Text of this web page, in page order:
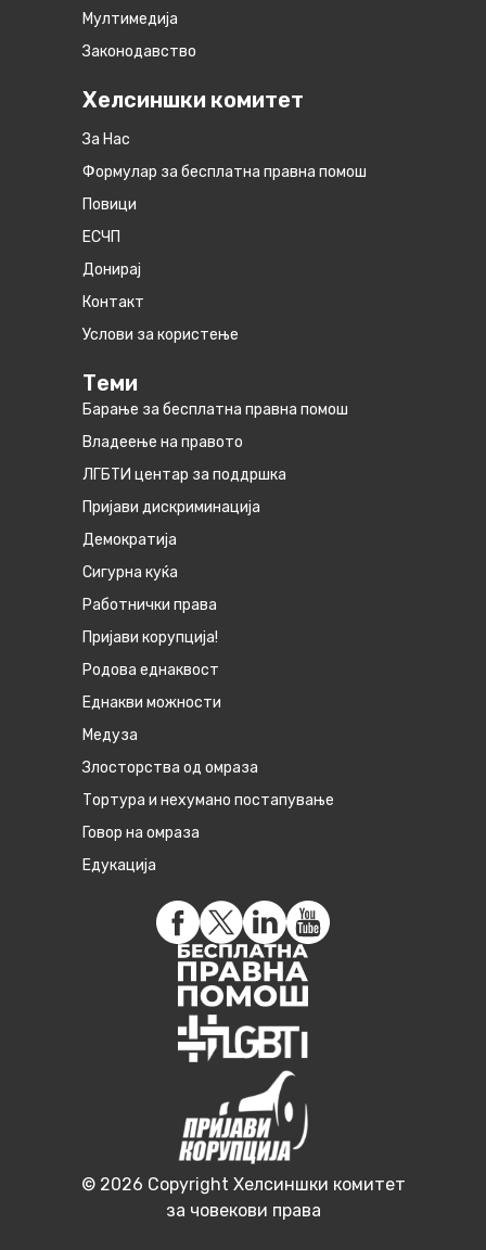
Мултимедија
Законодавство
Хелсиншки комитет
За Нас
Формулар за бесплатна правна помош
Повици
ЕСЧП
Донирај
Контакт
Услови за користење
Теми
Барање за бесплатна правна помош
Владеење на правото
ЛГБТИ центар за поддршка
Пријави дискриминација
Демократија
Сигурна куќа
Работнички права
Пријави корупција!
Родова еднаквост
Eднакви можности
Медуза
Злосторства од омраза
Тортура и нехумано постапување
Говор на омраза
Едукација
© 2026 Copyright Хелсиншки комитет
за човекови права